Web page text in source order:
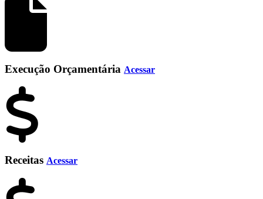
Execução Orçamentária Acessar
Receitas Acessar